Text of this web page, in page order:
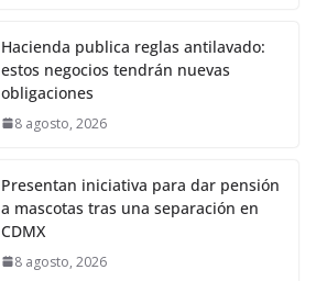
Hacienda publica reglas antilavado:
estos negocios tendrán nuevas
obligaciones
8 agosto, 2026
Presentan iniciativa para dar pensión
a mascotas tras una separación en
CDMX
8 agosto, 2026